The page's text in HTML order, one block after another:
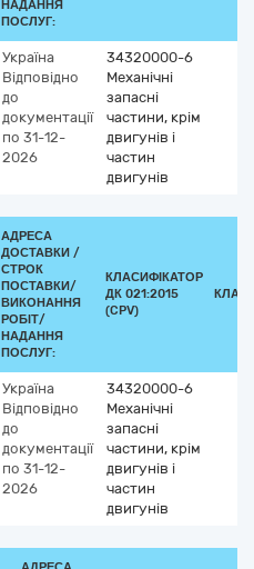
НАДАННЯ
ПОСЛУГ:
Україна
Відповідно
до
документації
по 31-12-
2026
34320000-6
Механічні
запасні
частини, крім
двигунів і
частин
двигунів
АДРЕСА
ДОСТАВКИ /
СТРОК
ПОСТАВКИ/
ВИКОНАННЯ
РОБІТ/
НАДАННЯ
ПОСЛУГ:
КЛАСИФІКАТОР
ДК 021:2015
(CPV)
Україна
Відповідно
до
документації
по 31-12-
2026
34320000-6
Механічні
запасні
частини, крім
двигунів і
частин
двигунів